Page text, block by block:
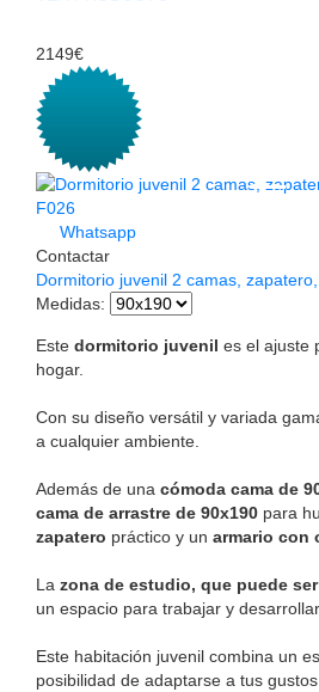
2149€
Whatsapp
Contactar
Dormitorio juvenil 2 camas,
Medidas:
Este dormitorio juvenil es el ajuste
hogar.
Con su diseño versátil y variada
a cualquier ambiente.
Además de una cómoda cama de
cama de arrastre de 90x190 para
zapatero práctico y un armario con
La zona de estudio, que puede
un espacio para trabajar y
Este habitación juvenil combina un
posibilidad de adaptarse a tus